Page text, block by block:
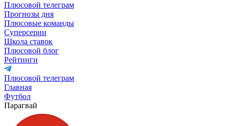
Плюсовой телеграм
Прогнозы дня
Плюсовые команды
Суперсерии
Школа ставок
Плюсовой блог
Рейтинги
Плюсовой телеграм
Главная
Футбол
Парагвай